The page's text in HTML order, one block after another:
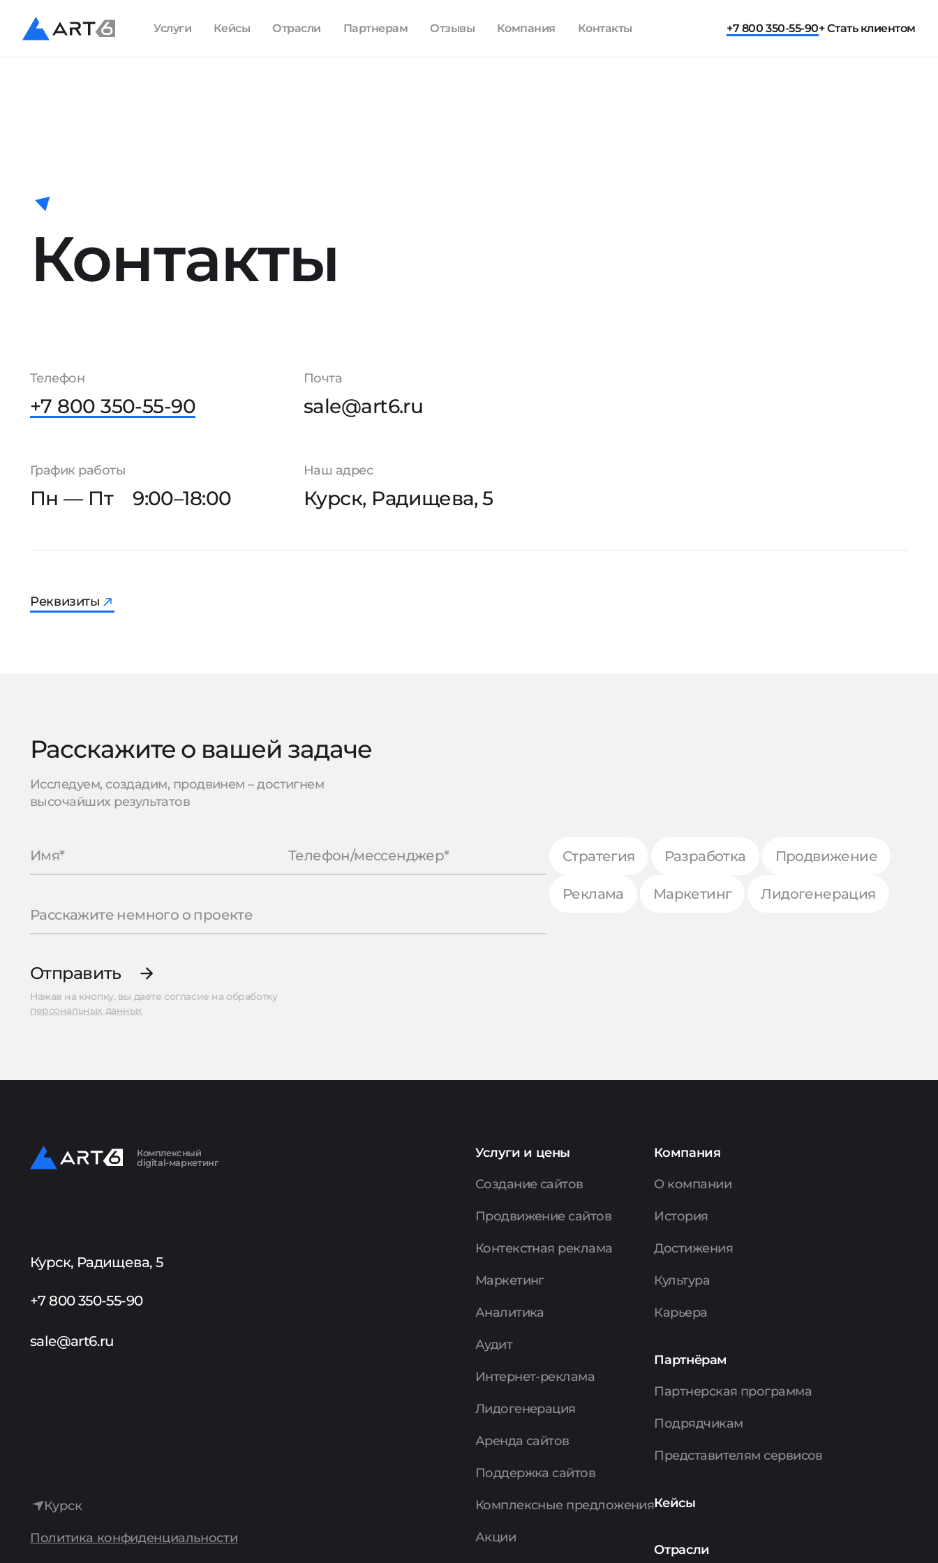
Услуги Кейсы Отрасли Партнерам Отзывы Компания Контакты +7 800 350-55-90+ Стать клиентом
Контакты
Телефон
+7 800 350-55-90
Почта
sale@art6.ru
График работы
Пн — Пт 9:00–18:00
Наш адрес
Курск, Радищева, 5
Реквизиты
Расскажите о вашей задаче
Исследуем, создадим, продвинем – достигнем
высочайших результатов
Отправить
Нажав на кнопку, вы даете согласие на обработку
персональных данных
Стратегия Разработка Продвижение
Реклама Маркетинг Лидогенерация
Комплексный
digital-маркетинг
Курск, Радищева, 5
+7 800 350-55-90
sale@art6.ru
Курск
Политика конфиденциальности
Услуги и цены
Создание сайтов
Продвижение сайтов
Контекстная реклама
Маркетинг
Аналитика
Аудит
Интернет-реклама
Лидогенерация
Аренда сайтов
Поддержка сайтов
Комплексные предложения
Акции
Компания
О компании
История
Достижения
Культура
Карьера
Партнёрам
Партнерская программа
Подрядчикам
Представителям сервисов
Кейсы
Отрасли